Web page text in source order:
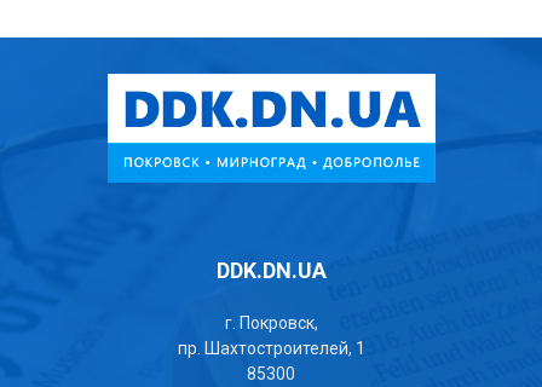
DDK.DN.UA
г. Покровск,
пр. Шахтостроителей, 1
85300